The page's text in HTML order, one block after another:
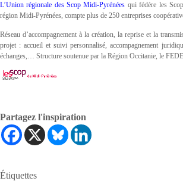
L’Union régionale des Scop Midi-Pyrénées qui fédère les
région Midi-Pyrénées, compte plus de 250 entreprises
Réseau d’accompagnement à la création, la reprise et la
projet : accueil et suivi personnalisé, accompagnement
échanges,… Structure soutenue par la Région Occitanie, le
Partagez l'inspiration
Étiquettes